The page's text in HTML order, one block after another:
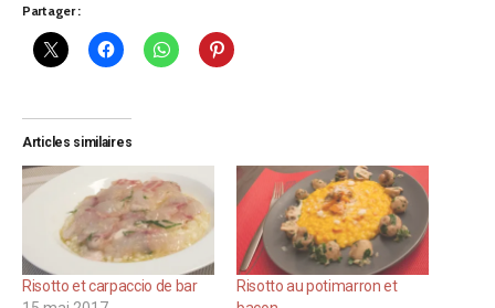
Partager :
Articles similaires
Risotto et carpaccio de bar
Risotto au potimarron et